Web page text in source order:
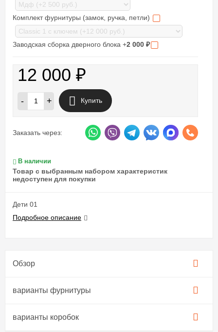
Комплект фурнитуры (замок, ручка, петли)
Заводская сборка дверного блока +2 000 ₽
12 000 ₽
- + Купить
Заказать через:
В наличии
Товар с выбранным набором характеристик
недоступен для покупки
Дети 01
Подробное описание
Обзор
варианты фурнитуры
варианты коробок